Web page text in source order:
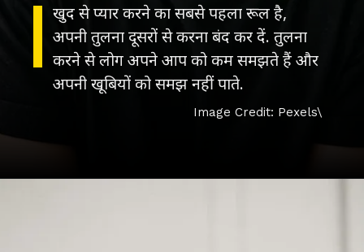
खुद से प्यार करने का सबसे पहला रूल है,
अपनी तुलना दूसरों से करना बंद कर दें. तुलना
करने से लोग अपने आप को कम समझते हैं और
अपनी खूबियों को समझ नहीं पाते.
Image Credit: Pexels\